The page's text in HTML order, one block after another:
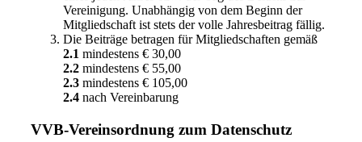
Vereinigung. Unabhängig von dem Beginn der
Mitgliedschaft ist stets der volle Jahresbeitrag fällig.
Die Beiträge betragen für Mitgliedschaften gemäß
2.1 mindestens € 30,00
2.2 mindestens € 55,00
2.3 mindestens € 105,00
2.4 nach Vereinbarung
VVB-Vereinsordnung zum Datenschutz